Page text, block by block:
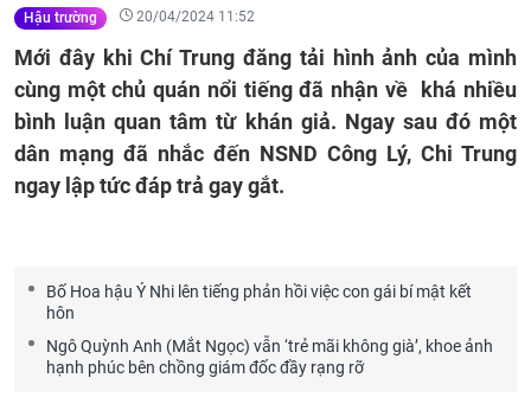
Hậu trường 20/04/2024 11:52
Mới đây khi Chí Trung đăng tải hình ảnh của mình
cùng một chủ quán nổi tiếng đã nhận về khá nhiều
bình luận quan tâm từ khán giả. Ngay sau đó một
dân mạng đã nhắc đến NSND Công Lý, Chi Trung
ngay lập tức đáp trả gay gắt.
Bố Hoa hậu Ý Nhi lên tiếng phản hồi việc con gái bí mật kết
hôn
Ngô Quỳnh Anh (Mắt Ngọc) vẫn ‘trẻ mãi không già’, khoe ảnh
hạnh phúc bên chồng giám đốc đầy rạng rỡ